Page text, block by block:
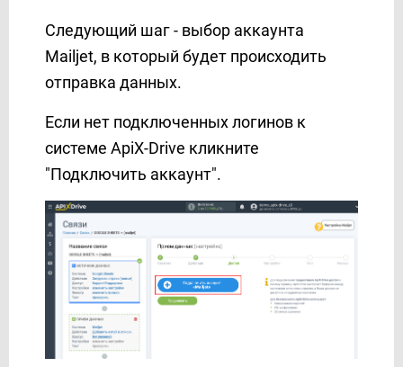
Karix
KeepinCRM
KeyCRM
LiqPay
Lp-CRM
MailChimp
MailerLite
MailerLite Classic
MailerSend
Следующий шаг - выбор аккаунта
Mailjet, в который будет происходить
отправка данных.
Если нет подключенных логинов к
системе ApiX-Drive кликните
"Подключить аккаунт".